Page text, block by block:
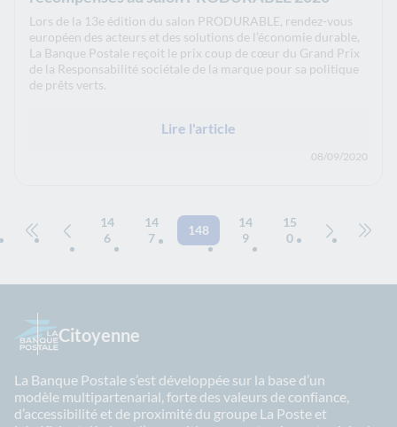
Lors de la 13e édition du salon PRODURABLE, rendez-vous
européen des acteurs et des solutions de l’économie durable,
La Banque Postale reçoit le prix coup de cœur du Grand Prix
de la Responsabilité sociétale de la marque pour sa politique
de prêts verts.
Lire l'article
08/09/2020
Aller à la première page
Page précédente
14
6
14
7
148
14
9
15
0
Citoyenne
La Banque Postale s’est développée sur la base d’un
modèle multipartenarial, forte des valeurs de confiance,
d’accessibilité et de proximité du groupe La Poste et